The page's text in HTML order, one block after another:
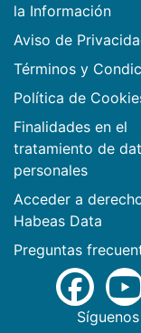
la Información
Aviso de
Términos y
Política de
Finalidades en el
tratamiento de
personales
Acceder a
Habeas Data
Preguntas